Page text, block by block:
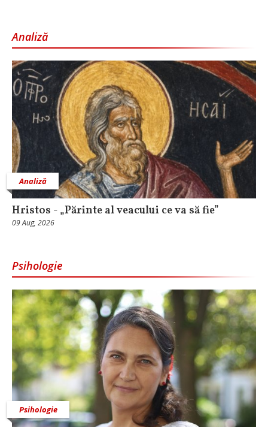
Analiză
Analiză
Hristos - „Părinte al veacului ce va să fie”
09 Aug, 2026
Psihologie
Psihologie